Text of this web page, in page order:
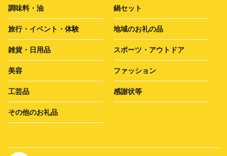
調味料・油 鍋セット
旅行・イベント・体験 地域のお礼の品
雑貨・日用品 スポーツ・アウトドア
美容 ファッション
工芸品 感謝状等
その他のお礼品